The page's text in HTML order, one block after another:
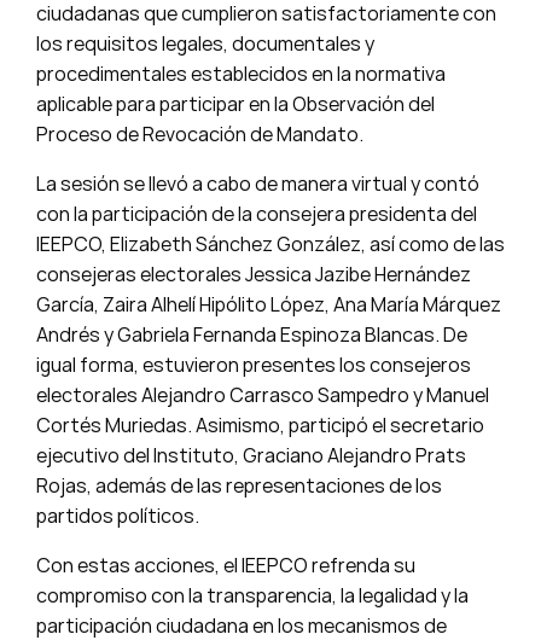
ciudadanas que cumplieron satisfactoriamente con
los requisitos legales, documentales y
procedimentales establecidos en la normativa
aplicable para participar en la Observación del
Proceso de Revocación de Mandato.
La sesión se llevó a cabo de manera virtual y contó
con la participación de la consejera presidenta del
IEEPCO, Elizabeth Sánchez González, así como de las
consejeras electorales Jessica Jazibe Hernández
García, Zaira Alhelí Hipólito López, Ana María Márquez
Andrés y Gabriela Fernanda Espinoza Blancas. De
igual forma, estuvieron presentes los consejeros
electorales Alejandro Carrasco Sampedro y Manuel
Cortés Muriedas. Asimismo, participó el secretario
ejecutivo del Instituto, Graciano Alejandro Prats
Rojas, además de las representaciones de los
partidos políticos.
Con estas acciones, el IEEPCO refrenda su
compromiso con la transparencia, la legalidad y la
participación ciudadana en los mecanismos de